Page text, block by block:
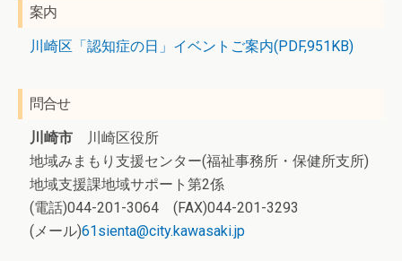
案内
川崎区「認知症の日」イベントご案内(PDF,951KB)
問合せ
川崎市 川崎区役所
地域みまもり支援センター(福祉事務所・保健所支所)
地域支援課地域サポート第2係
(電話)044-201-3064 (FAX)044-201-3293
(メール)61sienta@city.kawasaki.jp